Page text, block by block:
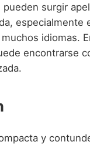
surgir
especialmente
idiomas.
encontrarse
y